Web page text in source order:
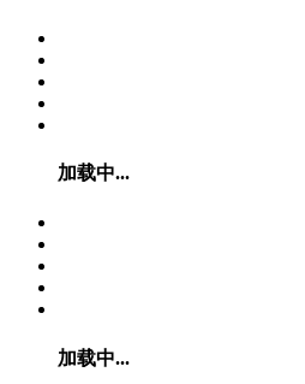
加载中...
加载中...